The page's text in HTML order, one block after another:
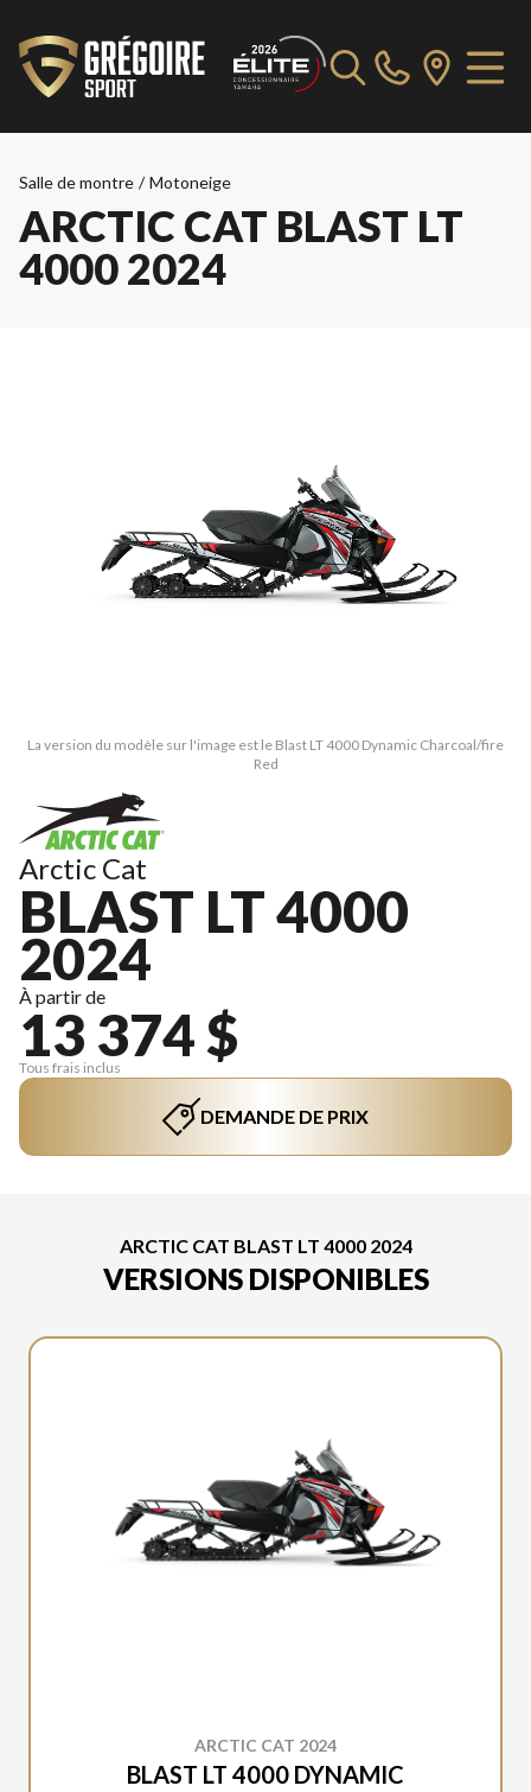
Salle de montre / Motoneige
ARCTIC CAT BLAST LT
4000 2024
La version du modèle sur l'image est le Blast LT 4000 Dynamic Charcoal/fire
Red
Arctic Cat
BLAST LT 4000
2024
À partir de
13 374 $
Tous frais inclus
DEMANDE DE PRIX
ARCTIC CAT BLAST LT 4000 2024
VERSIONS DISPONIBLES
ARCTIC CAT 2024
BLAST LT 4000 DYNAMIC